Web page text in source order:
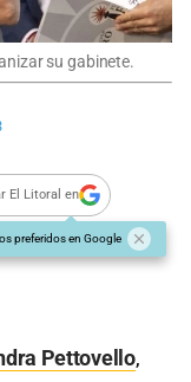
su gabinete.
El Litoral en
preferidos en Google
Pettovello,